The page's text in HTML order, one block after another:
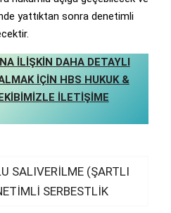
yattıktan sonra denetimli
İLİŞKİN DAHA DETAYLI
İÇİN HBS HUKUK &
İLETİŞİME
SALIVERİLME (ŞARTLI
SERBESTLİK